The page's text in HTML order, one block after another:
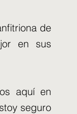
de
en sus
aquí en
seguro